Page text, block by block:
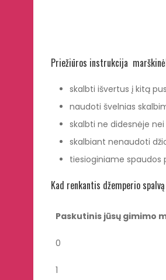
Priežiūros instrukcija
skalbti išvertus į kitą
naudoti švelnias
skalbti ne didesnėje
skalbiant nenaudoti
tiesioginiame spaudos
Kad renkantis džemperio
Paskutinis jūsų gimimo
0
1